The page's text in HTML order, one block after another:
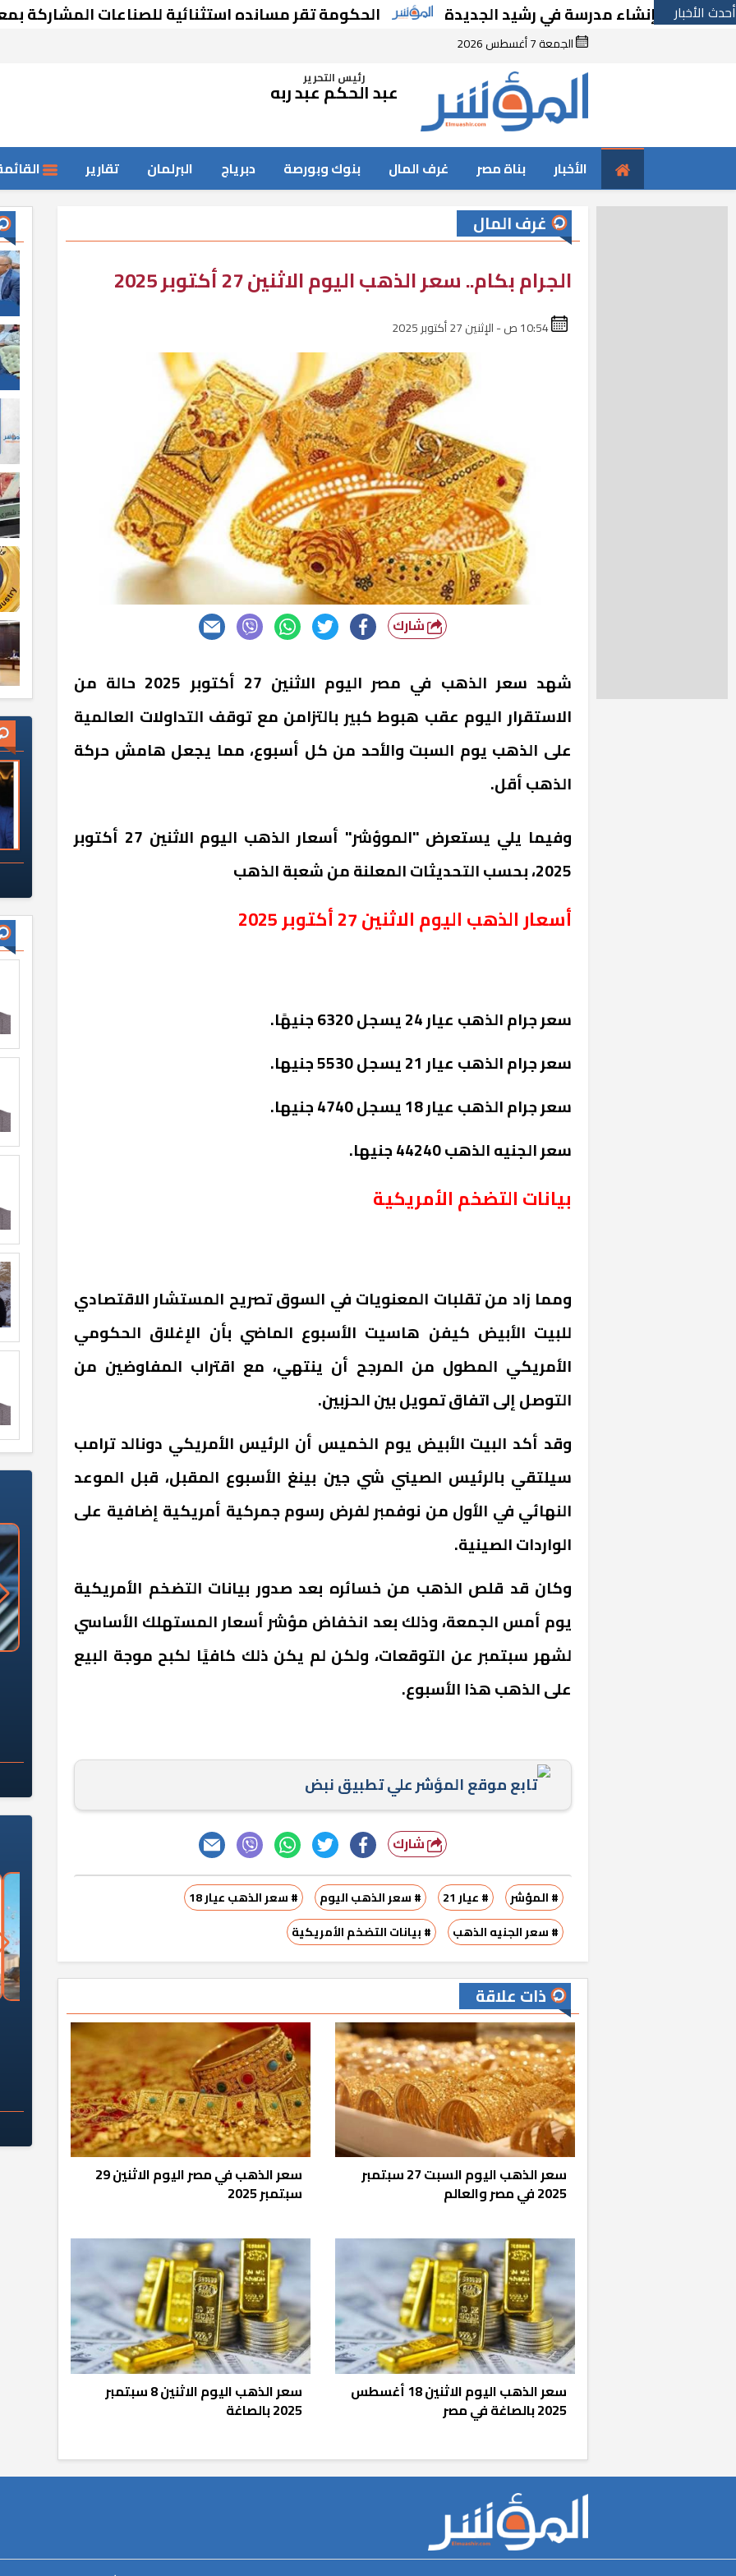
أحدث الأخباربإنشاء مدرسة في رشيد الجديدة الحكومة تقر مسانده استثنائية للصناعات المشاركة بمعرض
الجمعة 7 أغسطس 2026
رئيس التحرير
عبد الحكم عبد ربه
الأخبار بناة مصر غرف المال بنوك وبورصة دبرياج البرلمان تقارير
غرف المال
الجرام بكام.. سعر الذهب اليوم الاثنين 27 أكتوبر 2025
شارك
شهد سعر الذهب في مصر اليوم الاثنين 27 أكتوبر 2025 حالة من
الاستقرار اليوم عقب هبوط كبير بالتزامن مع توقف التداولات العالمية
على الذهب يوم السبت والأحد من كل أسبوع، مما يجعل هامش حركة
الذهب أقل.
وفيما يلي يستعرض "الموؤشر" أسعار الذهب اليوم الاثنين 27 أكتوبر
2025، بحسب التحديثات المعلنة من شعبة الذهب
أسعار الذهب اليوم الاثنين 27 أكتوبر 2025
سعر جرام الذهب عيار 24 يسجل 6320 جنيهًا.
سعر جرام الذهب عيار 21 يسجل 5530 جنيها.
سعر جرام الذهب عيار 18 يسجل 4740 جنيها.
سعر الجنيه الذهب 44240 جنيها.
بيانات التضخم الأمريكية
ومما زاد من تقلبات المعنويات في السوق تصريح المستشار الاقتصادي
للبيت الأبيض كيفن هاسيت الأسبوع الماضي بأن الإغلاق الحكومي
الأمريكي المطول من المرجح أن ينتهي، مع اقتراب المفاوضين من
التوصل إلى اتفاق تمويل بين الحزبين.
وقد أكد البيت الأبيض يوم الخميس أن الرئيس الأمريكي دونالد ترامب
سيلتقي بالرئيس الصيني شي جين بينغ الأسبوع المقبل، قبل الموعد
النهائي في الأول من نوفمبر لفرض رسوم جمركية أمريكية إضافية على
الواردات الصينية.
وكان قد قلص الذهب من خسائره بعد صدور بيانات التضخم الأمريكية
يوم أمس الجمعة، وذلك بعد انخفاض مؤشر أسعار المستهلك الأساسي
لشهر سبتمبر عن التوقعات، ولكن لم يكن ذلك كافيًا لكبح موجة البيع
على الذهب هذا الأسبوع.
تابع موقع المؤشر علي تطبيق نبض
شارك
# المؤشر # عيار 21 # سعر الذهب اليوم
# سعر الذهب عيار 18
# سعر الجنيه الذهب
# بيانات التضخم الأمريكية
ذات علاقة
سعر الذهب اليوم السبت 27 سبتمبر
2025 في مصر والعالم
سعر الذهب في مصر اليوم الاثنين 29
سبتمبر 2025
سعر الذهب اليوم الاثنين 18 أغسطس
2025 بالصاغة في مصر
سعر الذهب اليوم الاثنين 8 سبتمبر
2025 بالصاغة
«وزارة الآثار»: العُثور على 10 توابيت
خشبية بفناء مقبرة "باكي"
سلامة الغذاء: 285 ألف طن صادرات
«المؤشر» يطرح السؤال الصعب: هل
كان اختيار خريج معهد العاشر من
رمضان وزيرًا للإسكان قرارًا صائبًا؟
لماذا تخالف الشركات العقارية
تعليمات الرئيس السيسي؟